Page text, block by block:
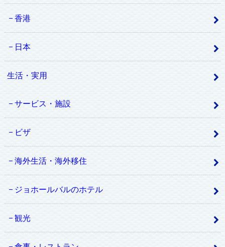
香港
日本
生活・実用
サービス・施設
ビザ
海外生活・海外移住
ジョホールバルのホテル
観光